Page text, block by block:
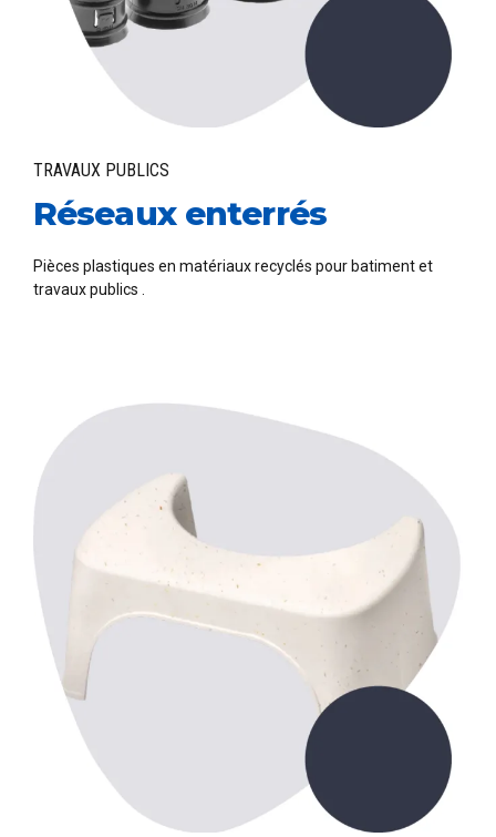
TRAVAUX PUBLICS
Réseaux enterrés
Pièces plastiques en matériaux recyclés pour batiment et
travaux publics .